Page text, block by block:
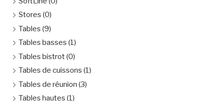
Stores (0)
Tables (9)
Tables basses (1)
Tables bistrot(0)
Tables de cuissons (1)
Tables de réunion (3)
Tables hautes (1)